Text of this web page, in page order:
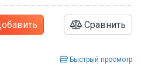
Сравнить
Быстрый просмотр